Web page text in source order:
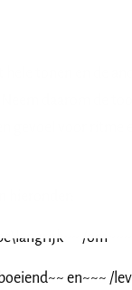
/
en~~~ /